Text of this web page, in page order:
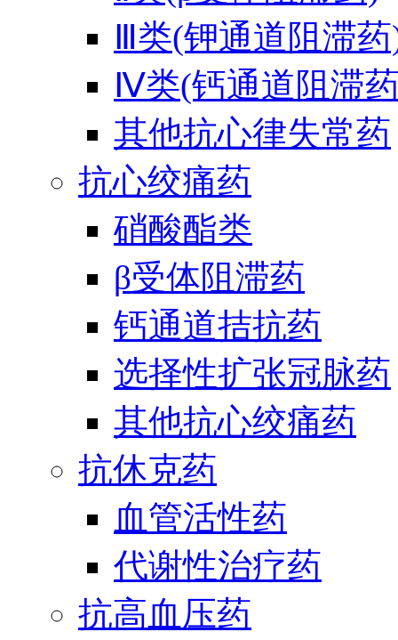
Ⅲ类(钾通道阻滞
Ⅳ类(钙通道阻滞
其他抗心律失常药
抗心绞痛药
硝酸酯类
β受体阻滞药
钙通道拮抗药
选择性扩张冠脉药
其他抗心绞痛药
抗休克药
血管活性药
代谢性治疗药
抗高血压药